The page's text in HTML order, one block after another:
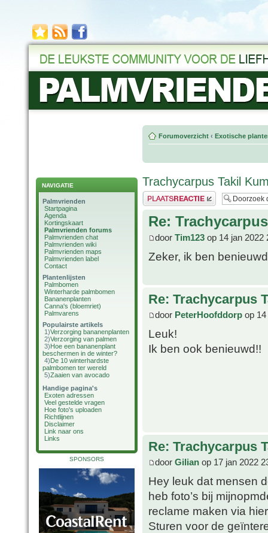
NAVIGATIE
Palmvrienden
Startpagina
Agenda
Kortingskaart
Palmvrienden forums
Palmvrienden chat
Palmvrienden wiki
Palmvrienden maps
Palmvrienden label
Contact
Plantenlijsten
Palmbomen
Winterharde palmbomen
Bananenplanten
Canna's (bloemriet)
Palmvarens
Populairste artikels
1)Verzorging bananenplanten
2)Verzorging van palmen
3)Hoe een bananenplant
beschermen in de winter?
4)De 10 winterhardste
palmbomen ter wereld
5)Zaaien van avocado
Handige pagina's
Exoten adressen
Veel gestelde vragen
Hoe foto's uploaden
Richtlijnen
Disclaimer
Link naar ons
Links
SPONSORS
Forumoverzicht ‹ Exotische
Trachycarpus Takil
Plaats een reactie
Re:
door Tim123 op 14 jan 2022
Zeker, ik ben
Re: Trachycarpus
door PeterHoofddorp op
Leuk!
Ik ben ook benieuwd!!
Re: Trachycarpus
door Gilian op 17 jan 2022
Hey leuk dat mensen
heb foto’s bij
reclame maken via
Sturen voor de